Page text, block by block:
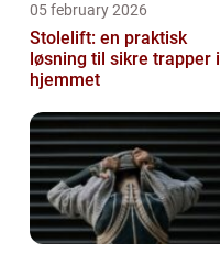
05 february 2026
Stolelift: en praktisk
løsning til sikre trapper i
hjemmet